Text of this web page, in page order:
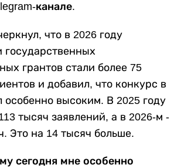
канале.
что в 2026 году
государственных
грантов стали более 75
и добавил, что конкурс в
особенно высоким. В 2025 году
тысяч заявлений, а в 2026-м -
Это на 14 тысяч больше.
сегодня мне особенно